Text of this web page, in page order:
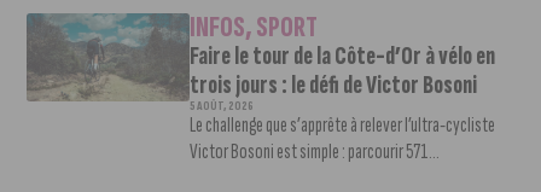
INFOS,SPORT
Faire le tour de la Côte-d’Or à vélo en
trois jours : le défi de Victor Bosoni
5 AOÛT, 2026
Le challenge que s’apprête à relever l’ultra-cycliste
Victor Bosoni est simple : parcourir 571...